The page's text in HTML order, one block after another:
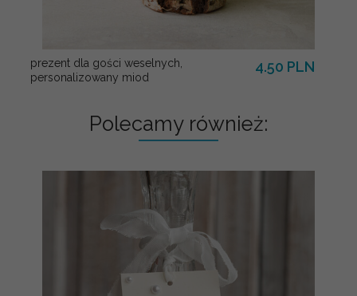
prezent dla gości weselnych,
personalizowany miod
4.50 PLN
Polecamy również: